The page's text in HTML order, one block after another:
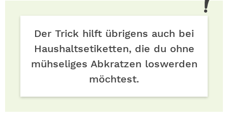
Der Trick hilft übrigens auch bei
Haushaltsetiketten, die du ohne
mühseliges Abkratzen loswerden
möchtest.